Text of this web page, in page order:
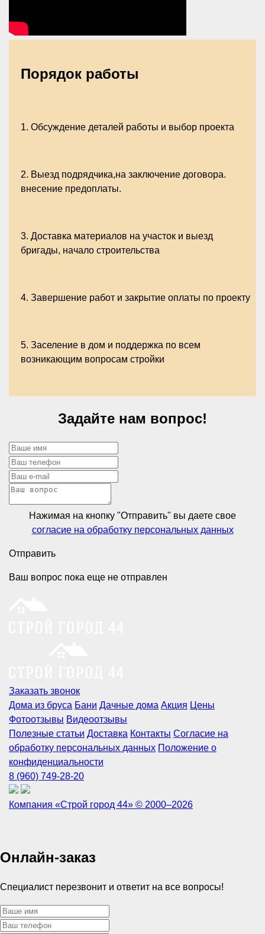
Порядок работы
1. Обсуждение деталей работы и выбор проекта
2. Выезд подрядчика,на заключение договора.
внесение предоплаты.
3. Доставка материалов на участок и выезд
бригады, начало строительства
4. Завершение работ и закрытие оплаты по проекту
5. Заселение в дом и поддержка по всем
возникающим вопросам стройки
Задайте нам вопрос!
Нажимая на кнопку "Отправить" вы даете свое
согласие на обработку персональных данных
Отправить
Ваш вопрос пока еще не отправлен
Заказать звонок
Дома из бруса Бани Дачные дома Акция Цены
Фотоотзывы Видеоотзывы
Полезные статьи Доставка Контакты Согласие на
обработку персональных данных Положение о
конфиденциальности
8 (960) 749-28-20
Компания «Строй город 44» © 2000–2026
Онлайн-заказ
Специалист перезвонит и ответит на все вопросы!